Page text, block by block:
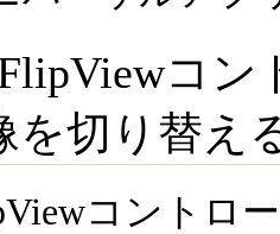
コン
を切り替え
コントロ